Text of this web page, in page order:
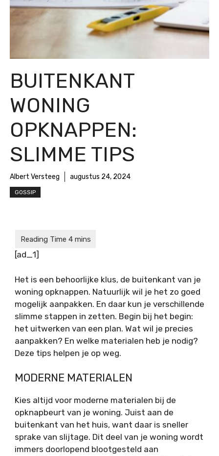
BUITENKANT
WONING
OPKNAPPEN:
SLIMME TIPS
Albert Versteeg augustus 24, 2024
GOSSIP
[ad_1]
Het is een behoorlijke klus, de buitenkant van je
woning opknappen. Natuurlijk wil je het zo goed
mogelijk aanpakken. En daar kun je verschillende
slimme stappen in zetten. Begin bij het begin:
het uitwerken van een plan. Wat wil je precies
aanpakken? En welke materialen heb je nodig?
Deze tips helpen je op weg.
MODERNE MATERIALEN
Kies altijd voor moderne materialen bij de
opknapbeurt van je woning. Juist aan de
buitenkant van het huis, want daar is sneller
sprake van slijtage. Dit deel van je woning wordt
immers doorlopend blootgesteld aan